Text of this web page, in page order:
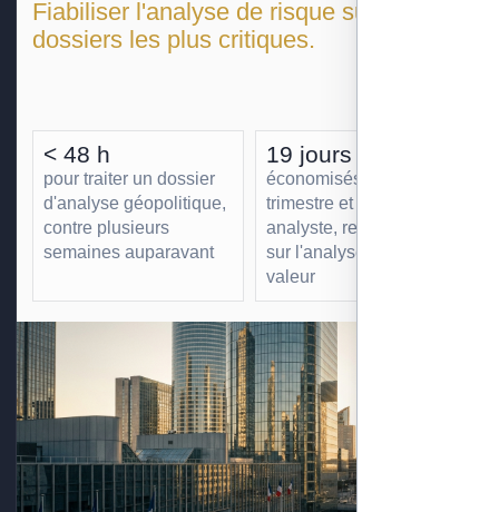
Fiabiliser l'analyse de risque sur les
dossiers les plus critiques.
< 48 h
pour traiter un dossier
d'analyse géopolitique,
contre plusieurs
semaines auparavant
19 jours
économisés par
trimestre et par
analyste, redéployés
sur l'analyse à forte
valeur